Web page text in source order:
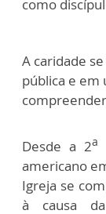
como
A caridade
pública e em
Desde a 2a
americano
Igreja se
à causa